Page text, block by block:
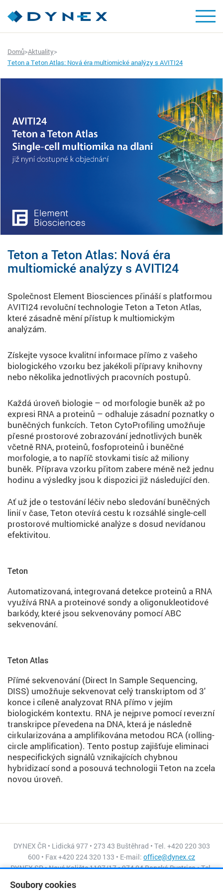
Domů>Aktuality>
Teton a Teton Atlas: Nová éra multiomické analýzy s AVITI24
Teton a Teton Atlas: Nová éra
multiomické analýzy s AVITI24
Společnost Element Biosciences přináší s platformou
AVITI24 revoluční technologie Teton a Teton Atlas,
které zásadně mění přístup k multiomickým
analýzám.
Získejte vysoce kvalitní informace přímo z vašeho
biologického vzorku bez jakékoli přípravy knihovny
nebo několika jednotlivých pracovních postupů.
Každá úroveň biologie – od morfologie buněk až po
expresi RNA a proteinů – odhaluje zásadní poznatky o
buněčných funkcích. Teton CytoProfiling umožňuje
přesné prostorové zobrazování jednotlivých buněk
včetně RNA, proteinů, fosfoproteinů i buněčné
morfologie, a to napříč stovkami tisíc až miliony
buněk. Příprava vzorku přitom zabere méně než jednu
hodinu a výsledky jsou k dispozici již následující den.
Ať už jde o testování léčiv nebo sledování buněčných
linií v čase, Teton otevírá cestu k rozsáhlé single-cell
prostorové multiomické analýze s dosud nevídanou
efektivitou.
Teton
Automatizovaná, integrovaná detekce proteinů a RNA
využívá RNA a proteinové sondy a oligonukleotidové
barkódy, které jsou sekvenovány pomocí ABC
sekvenování.
Teton Atlas
Přímé sekvenování (Direct In Sample Sequencing,
DISS) umožňuje sekvenovat celý transkriptom od 3'
konce i cíleně analyzovat RNA přímo v jejím
biologickém kontextu. RNA je nejprve pomocí reverzní
transkripce převedena na DNA, která je následně
cirkularizována a amplifikována metodou RCA (rolling-
circle amplification). Tento postup zajišťuje eliminaci
nespecifických signálů vznikajících chybnou
hybridizací sond a posouvá technologii Teton na zcela
novou úroveň.
DYNEX ČR • Lidická 977 • 273 43 Buštěhrad • Tel. +420 220 303
600 • Fax +420 224 320 133 • E-mail: office@dynex.cz
DYNEX SR • Nové Kalište 1197/17 • 974 04 Banská Bystrica • Tel.
+421 484 155 045 • Fax +421 484 155 056 • E-mail:
Soubory cookies